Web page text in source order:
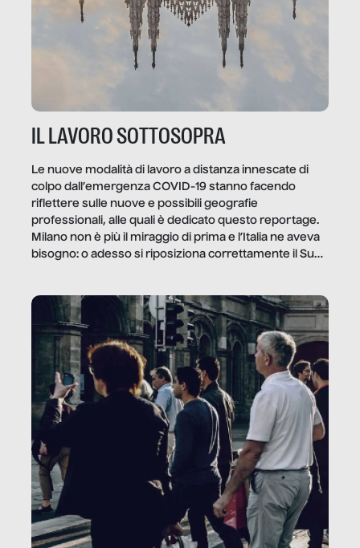
IL LAVORO SOTTOSOPRA
Le nuove modalità di lavoro a distanza innescate di
colpo dall’emergenza COVID-19 stanno facendo
riflettere sulle nuove e possibili geografie
professionali, alle quali è dedicato questo reportage.
Milano non è più il miraggio di prima e l’Italia ne aveva
bisogno: o adesso si riposiziona correttamente il Sud